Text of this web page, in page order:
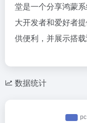
堂是一个分享鸿蒙
大开发者和爱好者
供便利，并展示搭
数据统计